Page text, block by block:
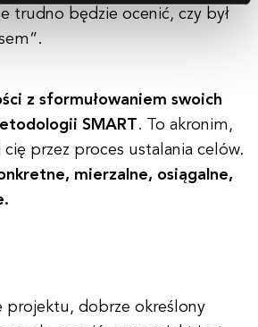
trudno będzie ocenić, czy był
z sformułowaniem swoich
SMART. To akronim,
przez proces ustalania celów.
mierzalne, osiągalne,
projektu, dobrze określony